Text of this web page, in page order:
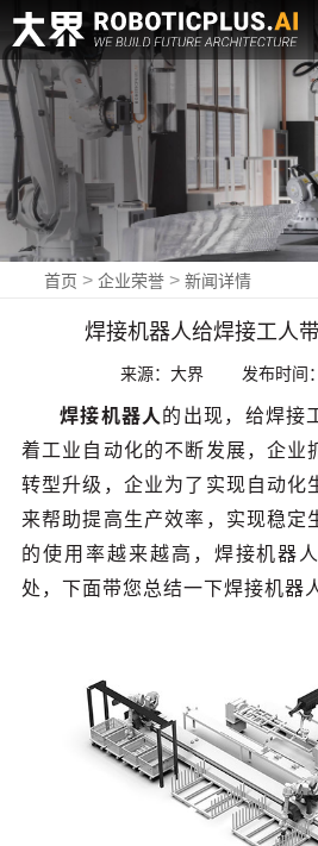
新闻中心
NEWS
首页 >企业荣誉 >新闻详情
焊接机器人给焊接工人
来源：大界 发布时间
焊接机器人 的出现，给焊接
着工业自动化的不断发展，企业
转型升级，企业为了实现自动化
来帮助提高生产效率，实现稳定
的使用率越来越高，焊接机器
处，下面带您总结一下焊接机器